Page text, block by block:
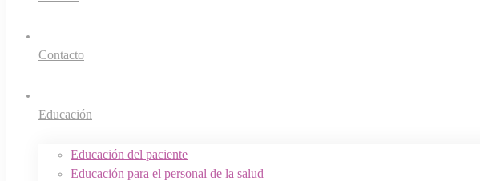
Contacto
Educación
Educación del paciente
Educación para el personal de la salud